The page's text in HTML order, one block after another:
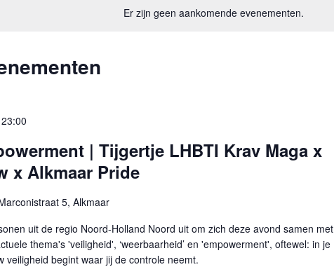
Er zijn geen aankomende evenementen.
23:00
| Tijgertje LHBTI Krav Maga x
x Alkmaar Pride
5, Alkmaar
uit de regio Noord-Holland Noord uit om zich deze avond samen met
thema's 'veiligheid', ‘weerbaarheid’ en 'empowerment', oftewel: in je
veiligheid begint waar jij de controle neemt.